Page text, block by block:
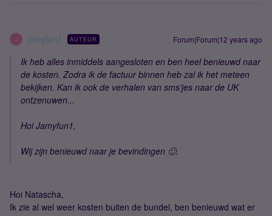
J jamyfun1 AUTEUR Forum|Forum|12 years ago
Ik heb alles inmiddels aangesloten en ben heel benieuwd naar
de kosten. Zodra ik de factuur binnen heb zal ik het meteen
bekijken. Kan ik ook de verhalen van sms'jes naar de UK
ontzenuwen...
Hoi Jamyfun1,
Wij zijn benieuwd naar je bevindingen 🙂.
Hoi Natascha,
Ik zie al wel weer kosten buiten de bundel, ben benieuwd wat er